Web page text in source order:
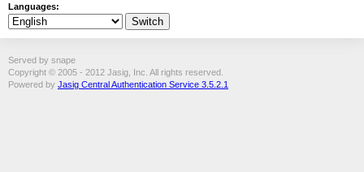
Languages:
Served by snape
Copyright © 2005 - 2012 Jasig, Inc. All rights reserved.
Powered by Jasig Central Authentication Service 3.5.2.1